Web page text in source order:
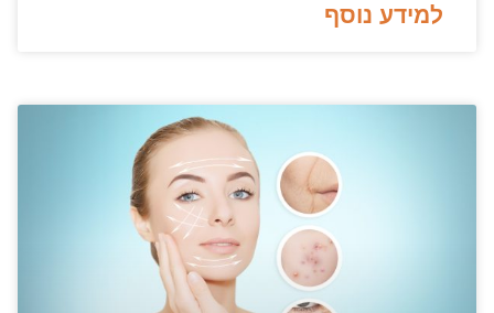
למידע נוסף